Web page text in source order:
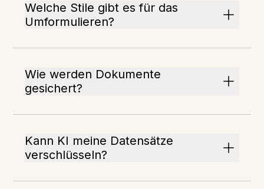
Welche Stile gibt es für das
Umformulieren?
Wie werden Dokumente
gesichert?
Kann KI meine Datensätze
verschlüsseln?